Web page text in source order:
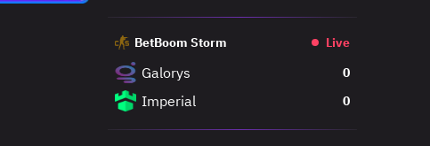
BetBoom Storm Live
Galorys 0
Imperial 0